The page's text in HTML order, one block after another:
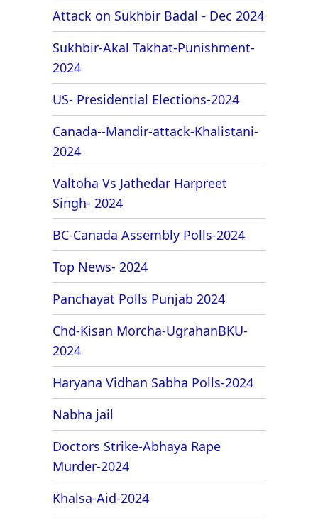
Attack on Sukhbir Badal - Dec 2024
Sukhbir-Akal Takhat-Punishment-
2024
US- Presidential Elections-2024
Canada--Mandir-attack-Khalistani-
2024
Valtoha Vs Jathedar Harpreet
Singh- 2024
BC-Canada Assembly Polls-2024
Top News- 2024
Panchayat Polls Punjab 2024
Chd-Kisan Morcha-UgrahanBKU-
2024
Haryana Vidhan Sabha Polls-2024
Nabha jail
Doctors Strike-Abhaya Rape
Murder-2024
Khalsa-Aid-2024